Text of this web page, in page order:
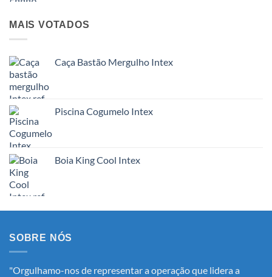
MAIS VOTADOS
Caça Bastão Mergulho Intex
Piscina Cogumelo Intex
Boia King Cool Intex
SOBRE NÓS
"Orgulhamo-nos de representar a operação que lidera a